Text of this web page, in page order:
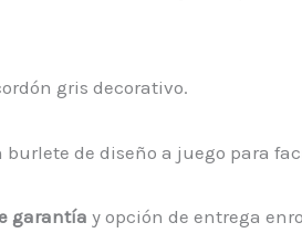
gris decorativo.
burlete de diseño a juego para
garantía y opción de entrega